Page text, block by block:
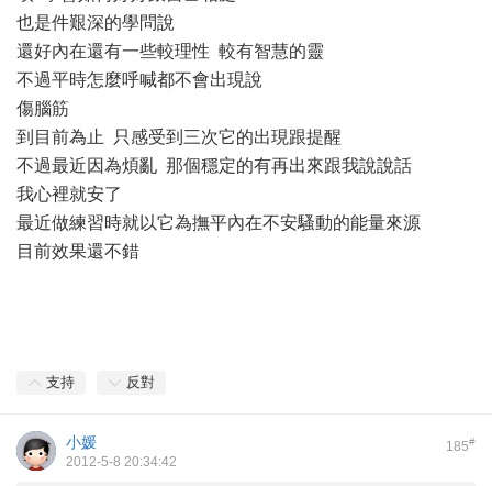
也是件艱深的學問說
還好內在還有一些較理性 較有智慧的靈
不過平時怎麼呼喊都不會出現說
傷腦筋
到目前為止 只感受到三次它的出現跟提醒
不過最近因為煩亂 那個穩定的有再出來跟我說說話
我心裡就安了
最近做練習時就以它為撫平內在不安騷動的能量來源
目前效果還不錯
支持 反對
185#
小媛
2012-5-8 20:34:42